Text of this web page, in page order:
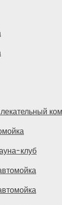
клуб